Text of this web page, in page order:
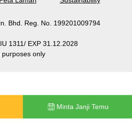
Bhd. Reg. No. 199201009794
1311/ EXP 31.12.2028
only
Minta Janji Temu